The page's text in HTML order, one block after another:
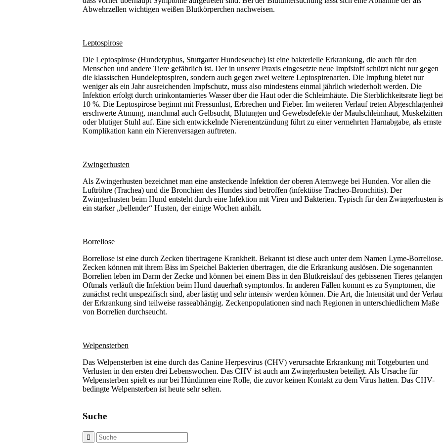
Abwehrzellen wichtigen weißen Blutkörperchen nachweisen.
Leptospirose
Die Leptospirose (Hundetyphus, Stuttgarter Hundeseuche) ist eine bakterielle Erkrankung, die auch für den
Menschen und andere Tiere gefährlich ist. Der in unserer Praxis eingesetzte neue Impfstoff schützt nicht nur gegen
die klassischen Hundeleptospiren, sondern auch gegen zwei weitere Leptospirenarten. Die Impfung bietet nur
weniger als ein Jahr ausreichenden Impfschutz, muss also mindestens einmal jährlich wiederholt werden. Die
Infektion erfolgt durch urinkontamiertes Wasser über die Haut oder die Schleimhäute. Die Sterblichkeitsrate liegt bei
10 %. Die Leptospirose beginnt mit Fressunlust, Erbrechen und Fieber. Im weiteren Verlauf treten
erschwerte Atmung, manchmal auch Gelbsucht, Blutungen und Gewebsdefekte der Maulschleimhaut,
oder blutiger Stuhl auf. Eine sich entwickelnde Nierenentzündung führt zu einer vermehrten Harnabgabe, als ernste
Komplikation kann ein Nierenversagen auftreten.
Zwingerhusten
Als Zwingerhusten bezeichnet man eine ansteckende Infektion der oberen Atemwege bei Hunden. Vor allen die
Luftröhre (Trachea) und die Bronchien des Hundes sind betroffen (infektiöse Tracheo-Bronchitis). Der
Zwingerhusten beim Hund entsteht durch eine Infektion mit Viren und Bakterien. Typisch für den Zwingerhusten
ein starker „bellender“ Husten, der einige Wochen anhält.
Borreliose
Borreliose ist eine durch Zecken übertragene Krankheit. Bekannt ist diese auch unter dem Namen Lyme-Borreliose.
Zecken können mit ihrem Biss im Speichel Bakterien übertragen, die die Erkrankung auslösen. Die sogenannten
Borrelien leben im Darm der Zecke und können bei einem Biss in den Blutkreislauf des gebissenen Tieres
Oftmals verläuft die Infektion beim Hund dauerhaft symptomlos. In anderen Fällen kommt es zu Symptomen, die
zunächst recht unspezifisch sind, aber lästig und sehr intensiv werden können. Die Art, die Intensität und der
der Erkrankung sind teilweise rasseabhängig. Zeckenpopulationen sind nach Regionen in unterschiedlichem Maße
von Borrelien durchseucht.
Welpensterben
Das Welpensterben ist eine durch das Canine Herpesvirus (CHV) verursachte Erkrankung mit Totgeburten und
Verlusten in den ersten drei Lebenswochen. Das CHV ist auch am Zwingerhusten beteiligt. Als Ursache für
Welpensterben spielt es nur bei Hündinnen eine Rolle, die zuvor keinen Kontakt zu dem Virus hatten. Das CHV-
bedingte Welpensterben ist heute sehr selten.
Suche